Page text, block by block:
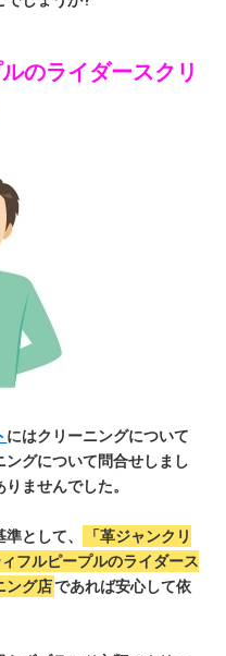
のライダースクリ
にはクリーニングについて
グについて問合せしまし
ませんでした。
として、
「革ジャンクリ
フルピープルのライダース
ング店であれば安心して依